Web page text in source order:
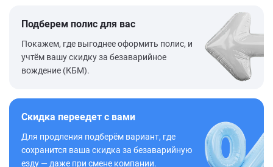
Подберем полис для вас
Покажем, где выгоднее оформить полис, и
учтём вашу скидку за безаварийное
вождение (КБМ).
Скидка переедет с вами
Для продления подберём вариант, где
сохранится ваша скидка за безаварийную
езду — даже при смене компании.